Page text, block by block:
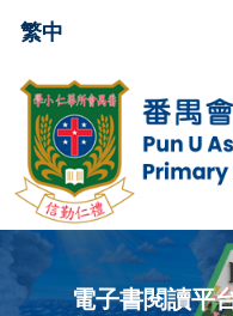
繁中
電子書閱讀平